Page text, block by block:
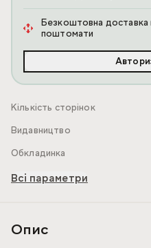
Безкоштовна доставка
поштомати
Кількість сторінок
Видавництво
Обкладинка
Всі параметри
Опис